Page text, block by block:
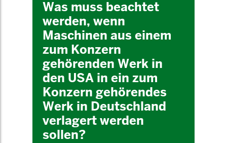
Was muss beachtet
werden, wenn
Maschinen aus einem
zum Konzern
gehörenden Werk in
den USA in ein zum
Konzern gehörendes
Werk in Deutschland
verlagert werden
sollen?